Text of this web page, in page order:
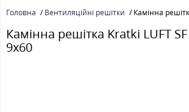
Головна Вентиляційні решітки Камінна
Камінна решітка Kratki LUFT
9x60